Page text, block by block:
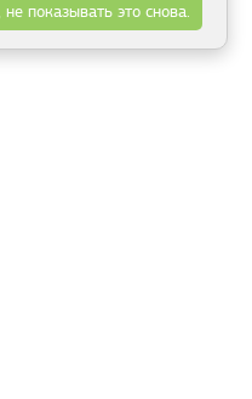
показывать это снова.